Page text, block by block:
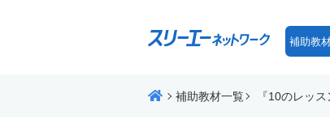
補助教材一覧 『10のレッ